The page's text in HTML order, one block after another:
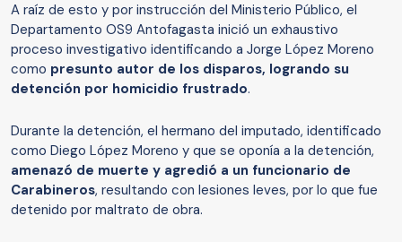
A raíz de esto y por instrucción del Ministerio Público, el
Departamento OS9 Antofagasta inició un exhaustivo
proceso investigativo identificando a Jorge López Moreno
como presunto autor de los disparos, logrando su
detención por homicidio frustrado.
Durante la detención, el hermano del imputado, identificado
como Diego López Moreno y que se oponía a la detención,
amenazó de muerte y agredió a un funcionario de
Carabineros, resultando con lesiones leves, por lo que fue
detenido por maltrato de obra.